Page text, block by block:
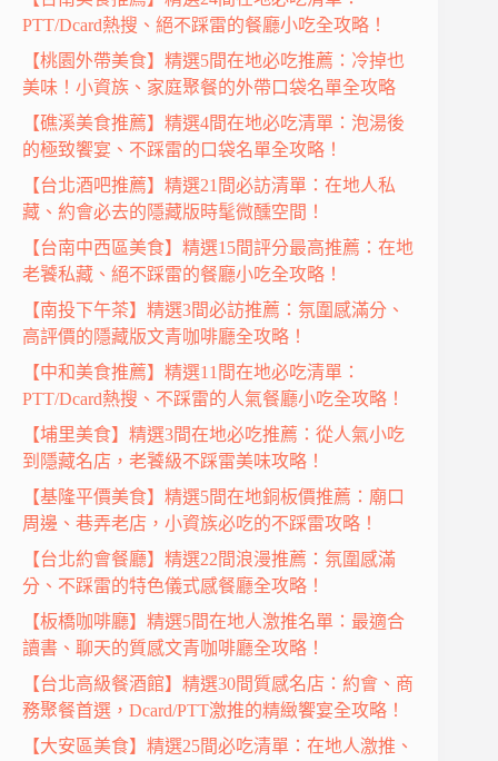
PTT/Dcard熱搜、絕不踩雷的餐廳小吃全攻略！
【桃園外帶美食】精選5間在地必吃推薦：冷掉也
美味！小資族、家庭聚餐的外帶口袋名單全攻略
【礁溪美食推薦】精選4間在地必吃清單：泡湯後
的極致饗宴、不踩雷的口袋名單全攻略！
【台北酒吧推薦】精選21間必訪清單：在地人私
藏、約會必去的隱藏版時髦微醺空間！
【台南中西區美食】精選15間評分最高推薦：在地
老饕私藏、絕不踩雷的餐廳小吃全攻略！
【南投下午茶】精選3間必訪推薦：氛圍感滿分、
高評價的隱藏版文青咖啡廳全攻略！
【中和美食推薦】精選11間在地必吃清單：
PTT/Dcard熱搜、不踩雷的人氣餐廳小吃全攻略！
【埔里美食】精選3間在地必吃推薦：從人氣小吃
到隱藏名店，老饕級不踩雷美味攻略！
【基隆平價美食】精選5間在地銅板價推薦：廟口
周邊、巷弄老店，小資族必吃的不踩雷攻略！
【台北約會餐廳】精選22間浪漫推薦：氛圍感滿
分、不踩雷的特色儀式感餐廳全攻略！
【板橋咖啡廳】精選5間在地人激推名單：最適合
讀書、聊天的質感文青咖啡廳全攻略！
【台北高級餐酒館】精選30間質感名店：約會、商
務聚餐首選，Dcard/PTT激推的精緻饗宴全攻略！
【大安區美食】精選25間必吃清單：在地人激推、